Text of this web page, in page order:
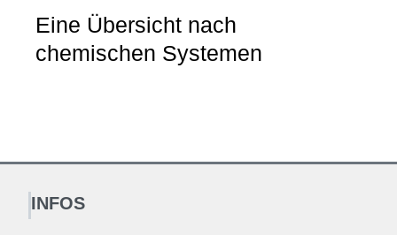
Eine Übersicht nach
chemischen Systemen
INFOS